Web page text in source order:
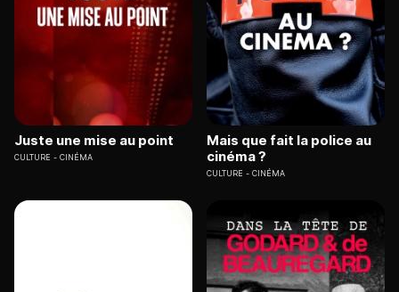
Juste une mise au point
CULTURE CINÉMA
Mais que fait la police au
cinéma ?
CULTURE CINÉMA